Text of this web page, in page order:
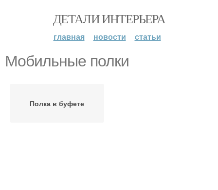
ДЕТАЛИ ИНТЕРЬЕРА
главная новости статьи
Мобильные полки
Полка в буфете